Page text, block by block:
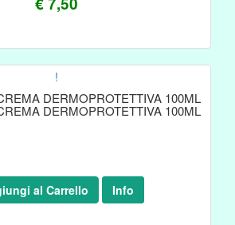
!
DERMOPROTETTIVA 100ML
DERMOPROTETTIVA 100ML
al Carrello Info